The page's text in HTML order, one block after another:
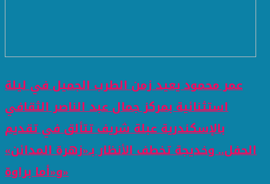
عمر محمود يعيد زمن الطرب الجميل في ليلة
استثنائية بمركز جمال عبد الناصر الثقافي
بالإسكندرية عبلة شريف تتألق في تقديم
الحفل.. وخديجة تخطف الأنظار بـ«زهرة المدائن»
و«أما براوة»